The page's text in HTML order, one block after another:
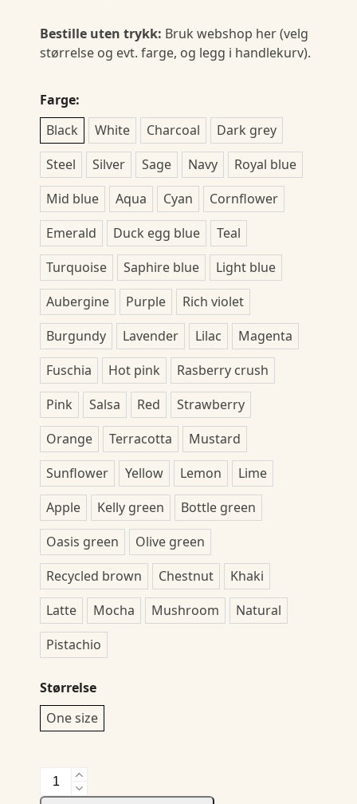
Bestille uten trykk: Bruk webshop her (velg
størrelse og evt. farge, og legg i handlekurv).
Farge:
Black
White Charcoal
Dark grey
Steel
Silver Sage Navy
Royal blue
Mid blue
Aqua Cyan
Cornflower
Emerald
Duck egg blue
Teal
Turquoise
Saphire blue
Light blue
Aubergine
Purple
Rich violet
Burgundy
Lavender Lilac
Magenta
Fuschia
Hot pink
Rasberry crush
Pink
Salsa Red
Strawberry
Orange
Terracotta
Mustard
Sunflower
Yellow Lemon
Lime
Apple
Kelly green
Bottle green
Oasis green
Olive green
Recycled brown
Chestnut
Khaki
Latte
Mocha Mushroom
Natural
Pistachio
Størrelse
One size
Colours
Bib